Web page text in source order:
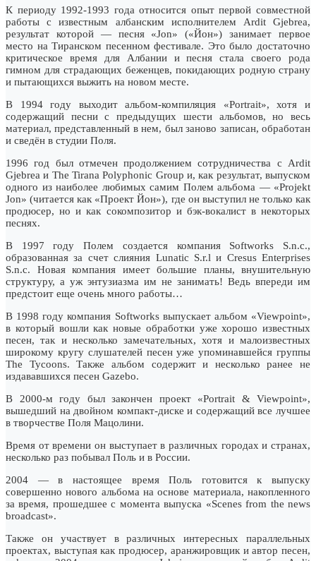
К периоду 1992-1993 года относится опыт первой совместной
работы с известным албанским исполнителем Ardit Gjebrea,
результат которой — песня «Jon» («Йон») занимает первое
место на Тиранском песенном фестивале. Это было достаточно
критическое время для Албании и песня стала своего рода
гимном для страдающих беженцев, покидающих родную страну
и пытающихся выжить на новом месте.
В 1994 году выходит альбом-компиляция «Portrait», хотя и
содержащий песни с предыдущих шести альбомов, но весь
материал, представленный в нем, был заново записан, обработан
и сведён в студии Поля.
1996 год был отмечен продолжением сотрудничества с Ardit
Gjebrea и The Tirana Polyphonic Group и, как результат, выпуском
одного из наиболее любимых самим Полем альбома — «Projekt
Jon» (читается как «Проект Йон»), где он выступил не только как
продюсер, но и как сокомпозитор и бэк-вокалист в некоторых
песнях.
В 1997 году Полем создается компания Softworks S.n.c.,
образованная за счет слияния Lunatic S.r.l и Cresus Enterprises
S.n.c. Новая компания имеет большие планы, внушительную
структуру, а уж энтузиазма им не занимать! Ведь впереди им
предстоит еще очень много работы…
В 1998 году компания Softworks выпускает альбом «Viewpoint»,
в который вошли как новые обработки уже хорошо известных
песен, так и несколько замечательных, хотя и малоизвестных
широкому кругу слушателей песен уже упоминавшейся группы
The Tycoons. Также альбом содержит и несколько ранее не
издававшихся песен Gazebo.
В 2000-м году был закончен проект «Portrait & Viewpoint»,
вышедший на двойном компакт-диске и содержащий все лучшее
в творчестве Поля Мацолини.
Время от времени он выступает в различных городах и странах,
несколько раз побывал Поль и в России.
2004 — в настоящее время Поль готовится к выпуску
совершенно нового альбома на основе материала, накопленного
за время, прошедшее с момента выпуска «Scenes from the news
broadcast».
Также он участвует в различных интересных параллельных
проектах, выступая как продюсер, аранжировщик и автор песен,